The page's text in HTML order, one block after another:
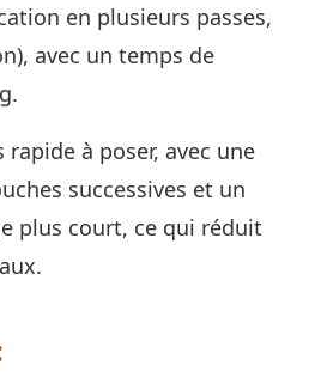
en plusieurs passes,
avec un temps de
rapide à poser, avec une
successives et un
plus court, ce qui réduit